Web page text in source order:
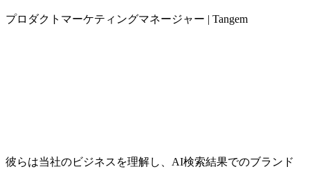
プロダクトマーケティングマネージャー | Tangem
彼らは当社のビジネスを理解し、AI検索結果でのブランド